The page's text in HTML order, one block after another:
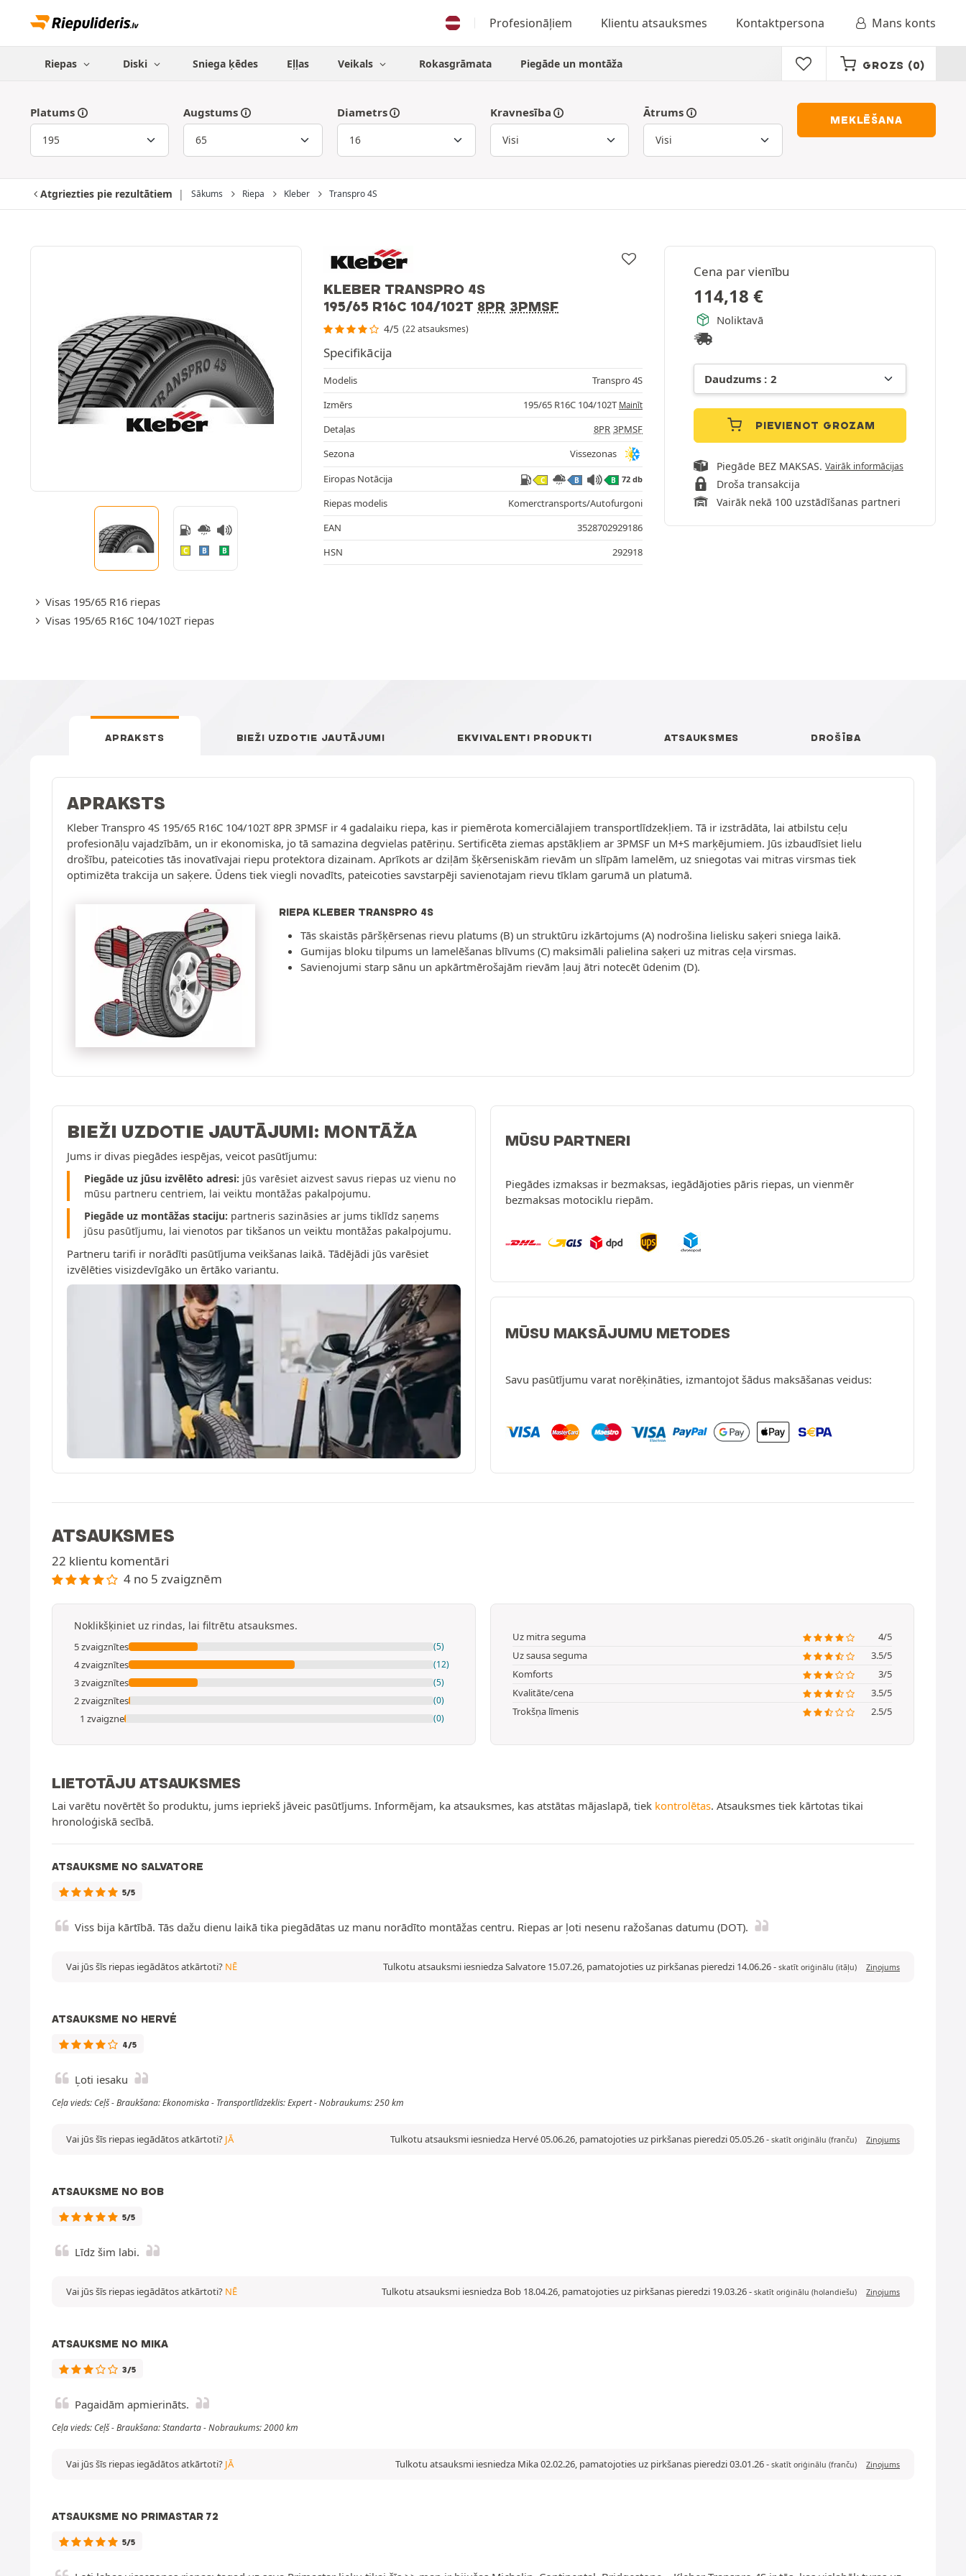
Profesionāļiem Klientu atsauksmes Kontaktpersona Mans konts
Riepas Diski Sniega ķēdes Eļļas Veikals Rokasgrāmata Piegāde un montāža GROZS (0)
Platums Augstums Diametrs Kravnesība Ātrums
MEKLĒŠANA
Atgriezties pie rezultātiem Sākums Riepa Kleber Transpro 4S
KLEBER TRANSPRO 4S
195/65 R16C 104/102T 8PR 3PMSF
4/5 (22 atsauksmes)
C B B
Visas 195/65 R16 riepas
Visas 195/65 R16C 104/102T riepas
Cena par vienību
114,18 €
Noliktavā
PIEVIENOT GROZAM
Piegāde BEZ MAKSAS. Vairāk informācijas
Droša transakcija
Vairāk nekā 100 uzstādīšanas partneri
Specifikācija
Modelis
Transpro 4S
Izmērs
195/65 R16C 104/102T Mainīt
Detaļas 8PR 3PMSF
Sezona
Vissezonas
Eiropas Notācija
C B B 72 db
Riepas modelis
Komerctransports/Autofurgoni
EAN
3528702929186
HSN
292918
APRAKSTS BIEŽI UZDOTIE JAUTĀJUMI EKVIVALENTI PRODUKTI ATSAUKSMES DROŠĪBA
APRAKSTS
Kleber Transpro 4S 195/65 R16C 104/102T 8PR 3PMSF ir 4 gadalaiku riepa, kas ir piemērota komerciālajiem transportlīdzekļiem. Tā ir izstrādāta, lai atbilstu ceļu
profesionāļu vajadzībām, un ir ekonomiska, jo tā samazina degvielas patēriņu. Sertificēta ziemas apstākļiem ar 3PMSF un M+S marķējumiem. Jūs izbaudīsiet lielu
drošību, pateicoties tās inovatīvajai riepu protektora dizainam. Aprīkots ar dziļām šķērseniskām rievām un slīpām lamelēm, uz sniegotas vai mitras virsmas tiek
optimizēta trakcija un saķere. Ūdens tiek viegli novadīts, pateicoties savstarpēji savienotajam rievu tīklam garumā un platumā.
RIEPA KLEBER TRANSPRO 4S
Tās skaistās pāršķērsenas rievu platums (B) un struktūru izkārtojums (A) nodrošina lielisku saķeri sniega laikā.
Gumijas bloku tilpums un lamelēšanas blīvums (C) maksimāli palielina saķeri uz mitras ceļa virsmas.
Savienojumi starp sānu un apkārtmērošajām rievām ļauj ātri notecēt ūdenim (D).
BIEŽI UZDOTIE JAUTĀJUMI: MONTĀŽA
Jums ir divas piegādes iespējas, veicot pasūtījumu:
Piegāde uz jūsu izvēlēto adresi: jūs varēsiet aizvest savus riepas uz vienu no
mūsu partneru centriem, lai veiktu montāžas pakalpojumu.
Piegāde uz montāžas staciju: partneris sazināsies ar jums tiklīdz saņems
jūsu pasūtījumu, lai vienotos par tikšanos un veiktu montāžas pakalpojumu.
Partneru tarifi ir norādīti pasūtījuma veikšanas laikā. Tādējādi jūs varēsiet
izvēlēties visizdevīgāko un ērtāko variantu.
MŪSU PARTNERI
Piegādes izmaksas ir bezmaksas, iegādājoties pāris riepas, un vienmēr
bezmaksas motociklu riepām.
MŪSU MAKSĀJUMU METODES
Savu pasūtījumu varat norēķināties, izmantojot šādus maksāšanas veidus:
ATSAUKSMES
22 klientu komentāri
4 no 5 zvaigznēm
Noklikšķiniet uz rindas, lai filtrētu atsauksmes.
5 zvaigznītes (5)
4 zvaigznītes (12)
3 zvaigznītes (5)
2 zvaigznītes (0)
1 zvaigzne (0)
Uz mitra seguma
4/5
Uz sausa seguma
3.5/5
Komforts
3/5
Kvalitāte/cena
3.5/5
Trokšņa līmenis
2.5/5
LIETOTĀJU ATSAUKSMES
Lai varētu novērtēt šo produktu, jums iepriekš jāveic pasūtījums. Informējam, ka atsauksmes, kas atstātas mājaslapā, tiek kontrolētas. Atsauksmes tiek kārtotas tikai
hronoloģiskā secībā.
ATSAUKSME NO SALVATORE
5/5
Viss bija kārtībā. Tās dažu dienu laikā tika piegādātas uz manu norādīto montāžas centru. Riepas ar ļoti nesenu ražošanas datumu (DOT).
Tulkotu atsauksmi iesniedza Salvatore 15.07.26, pamatojoties uz pirkšanas pieredzi 14.06.26- skatīt oriģinālu (itāļu) Ziņojums
Vai jūs šīs riepas iegādātos atkārtoti? NĒ
ATSAUKSME NO HERVÉ
4/5
Ļoti iesaku
Ceļa vieds: Ceļš - Braukšana: Ekonomiska - Transportlīdzeklis: Expert - Nobraukums: 250 km
Tulkotu atsauksmi iesniedza Hervé 05.06.26, pamatojoties uz pirkšanas pieredzi 05.05.26- skatīt oriģinālu (franču) Ziņojums
Vai jūs šīs riepas iegādātos atkārtoti? JĀ
ATSAUKSME NO BOB
5/5
Līdz šim labi.
Tulkotu atsauksmi iesniedza Bob 18.04.26, pamatojoties uz pirkšanas pieredzi 19.03.26- skatīt oriģinālu (holandiešu) Ziņojums
Vai jūs šīs riepas iegādātos atkārtoti? NĒ
ATSAUKSME NO MIKA
3/5
Pagaidām apmierināts.
Ceļa vieds: Ceļš - Braukšana: Standarta - Nobraukums: 2000 km
Tulkotu atsauksmi iesniedza Mika 02.02.26, pamatojoties uz pirkšanas pieredzi 03.01.26- skatīt oriģinālu (franču) Ziņojums
Vai jūs šīs riepas iegādātos atkārtoti? JĀ
ATSAUKSME NO PRIMASTAR 72
5/5